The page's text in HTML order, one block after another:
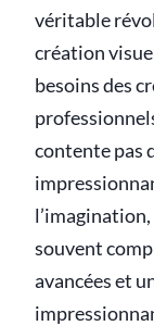
véritable
création
besoins des
contente pas
souvent
avancées et